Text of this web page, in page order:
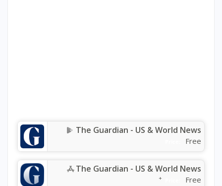
The Guardian - US & World News
Free
The Guardian - US & World News
Free
+